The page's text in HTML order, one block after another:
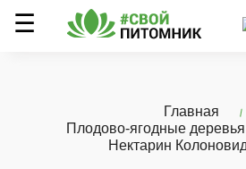
Главная
Плодово-ягодные
Нектарин